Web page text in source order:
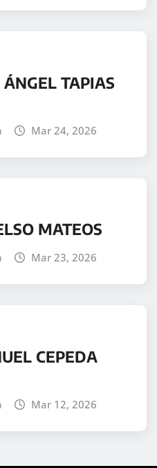
ÁNGEL TAPIAS
Mar 24, 2026
MATEOS
Mar 23, 2026
CEPEDA
Mar 12, 2026